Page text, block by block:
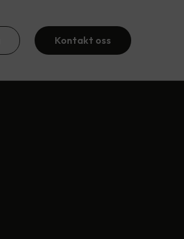
Kontakt oss